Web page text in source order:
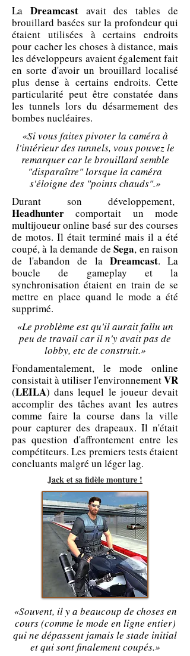
La Dreamcastavait des tables de
brouillard basées sur la profondeur qui
étaient utilisées à certains endroits
pour cacher les choses à distance, mais
les développeurs avaient également fait
en sorte d'avoir un brouillard localisé
plus dense à certains endroits. Cette
particularité peut être constatée dans
les tunnels lors du désarmement des
bombes nucléaires.
«Si vous faites pivoter la caméra à
l'intérieur des tunnels, vous pouvez le
remarquer car le brouillard semble
"disparaître" lorsque la caméra
s'éloigne des "points chauds".»
Durant son développement,
Headhunter comportait un mode
multijoueur online basé sur des courses
de motos. Il était terminé mais il a été
coupé, à la demande deSega, en raison
de l'abandon de la Dreamcast. La
boucle de gameplay et la
synchronisation étaient en train de se
mettre en place quand le mode a été
supprimé.
«Le problème est qu'il aurait fallu un
peu de travail car il n'y avait pas de
lobby, etc de construit.»
Fondamentalement, le mode online
consistait à utiliser l'environnementVR
(LEILA) dans lequel le joueur devait
accomplir des tâches avant les autres
comme faire la course dans la ville
pour capturer des drapeaux. Il n'était
pas question d'affrontement entre les
compétiteurs. Les premiers tests étaient
concluants malgré un léger lag.
Jack et sa fidèle monture !
«Souvent, il y a beaucoup de choses en
cours (comme le mode en ligne entier)
qui ne dépassent jamais le stade initial
et qui sont finalement coupés.»